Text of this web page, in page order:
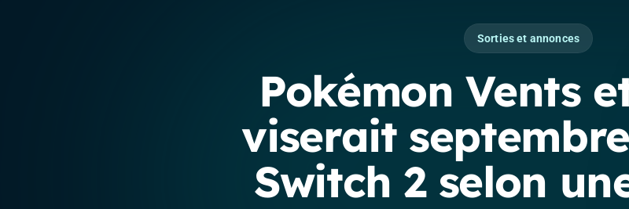
Sorties et annonces
Pokémon Vents
viserait
Switch 2 selon